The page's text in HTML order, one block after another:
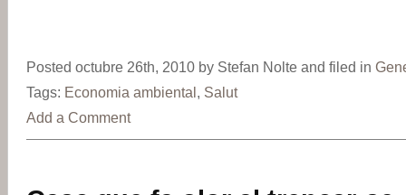
Posted octubre 26th, 2010 by Stefan Nolte and filed in
Tags: Economia ambiental Salut
Add a Comment